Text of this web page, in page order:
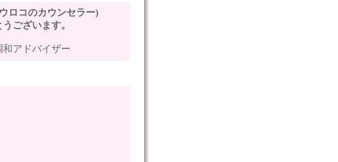
ロコのカウンセラー)
ございます。
アドバイザー